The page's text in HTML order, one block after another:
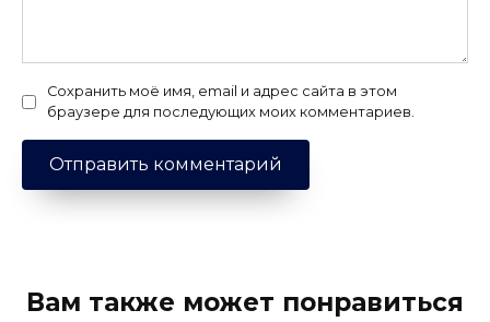
Сохранить моё имя, email и адрес сайта в этом
браузере для последующих моих комментариев.
Вам также может понравиться